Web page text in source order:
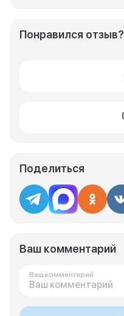
Понравился отзыв?
Поделиться
Ваш комментарий
Ваш комментарий